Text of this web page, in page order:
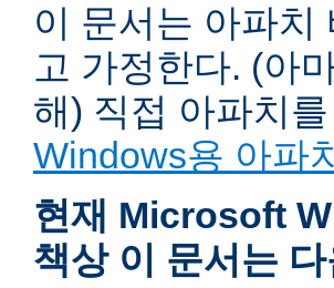
이 문서는 아파치
고 가정한다. (아
해) 직접 아파치
Windows용 아파
현재 Microsoft
책상 이 문서는